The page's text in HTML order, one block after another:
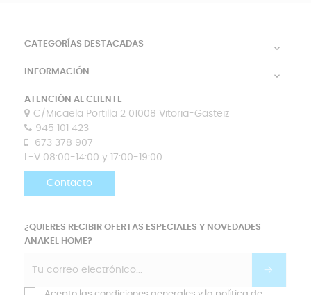
CATEGORÍAS DESTACADAS 
INFORMACIÓN 
ATENCIÓN AL CLIENTE
C/Micaela Portilla 2 01008 Vitoria-Gasteiz
945 101 423
673 378 907
L-V 08:00-14:00 y 17:00-19:00
Contacto
¿QUIERES RECIBIR OFERTAS ESPECIALES Y NOVEDADES
ANAKEL HOME?